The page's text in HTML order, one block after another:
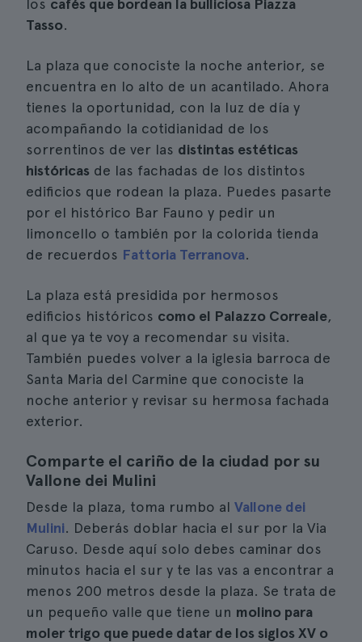
los cafés que bordean la bulliciosa Piazza
Tasso.
La plaza que conociste la noche anterior, se
encuentra en lo alto de un acantilado. Ahora
tienes la oportunidad, con la luz de día y
acompañando la cotidianidad de los
sorrentinos de ver las distintas estéticas
históricas de las fachadas de los distintos
edificios que rodean la plaza. Puedes pasarte
por el histórico Bar Fauno y pedir un
limoncello o también por la colorida tienda
de recuerdos Fattoria Terranova.
La plaza está presidida por hermosos
edificios históricos como el Palazzo Correale,
al que ya te voy a recomendar su visita.
También puedes volver a la iglesia barroca de
Santa Maria del Carmine que conociste la
noche anterior y revisar su hermosa fachada
exterior.
Comparte el cariño de la ciudad por su
Vallone dei Mulini
Desde la plaza, toma rumbo al Vallone dei
Mulini. Deberás doblar hacia el sur por la Via
Caruso. Desde aquí solo debes caminar dos
minutos hacia el sur y te las vas a encontrar a
menos 200 metros desde la plaza. Se trata de
un pequeño valle que tiene un molino para
moler trigo que puede datar de los siglos XV o